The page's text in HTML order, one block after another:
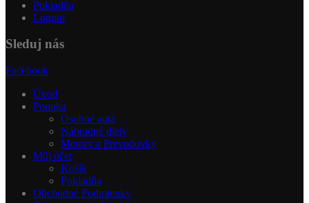
Pokladňa
Logout
Sleduj nás
Facebook
Úvod
Ponuka
Osobné autá
Náhradné diely
Motory a Prevodovky
Môj účet
Košík
Pokladňa
Obchodné Podmienky